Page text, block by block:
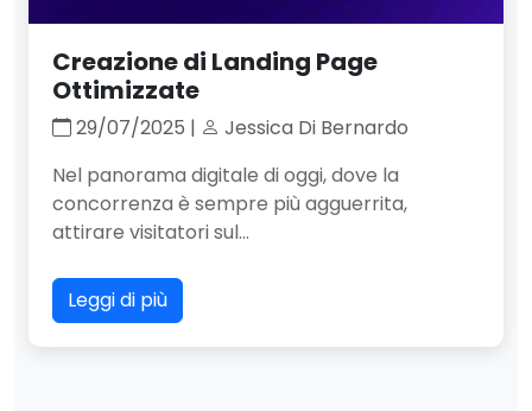
Creazione di Landing Page
Ottimizzate
29/07/2025 |
Jessica Di Bernardo
Nel panorama digitale di oggi, dove la
concorrenza è sempre più agguerrita,
attirare visitatori sul...
Leggi di più